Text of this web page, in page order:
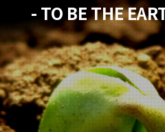
- TO BE THE